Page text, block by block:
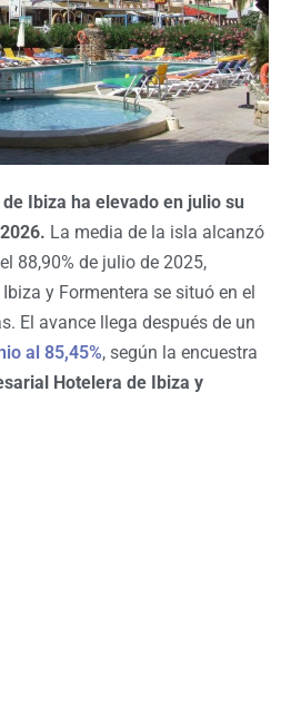
Ibiza ha elevado en julio su
La media de la isla alcanzó
88,90% de julio de 2025,
y Formentera se situó en el
El avance llega después de un
al 85,45%, según la encuestra
Hotelera de Ibiza y